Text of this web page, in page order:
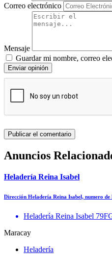
Correo electrónico
Mensaje
Guardar mi nombre, correo
Enviar opinión
Anuncios
Heladería Reina Isabel
Dirección Heladería Reina Isabel, numero
Heladería Reina Isabel
Maracay
Heladería